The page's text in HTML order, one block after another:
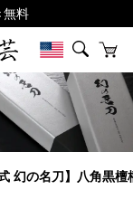
幻の名刀】八角黒檀